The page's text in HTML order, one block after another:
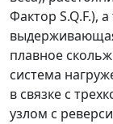
Фактор S.Q.F.),
выдерживающая
плавное
система
в связке с
узлом с